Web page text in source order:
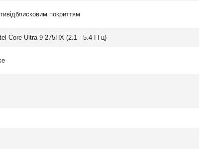
покриттям
Core Ultra 9 275HX (2.1 - 5.4 ГГц)